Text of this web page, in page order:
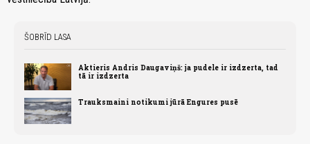
ŠOBRĪD LASA
Aktieris Andris Daugaviņš: ja pudele ir izdzerta, tad
tā ir izdzerta
Trauksmaini notikumi jūrā Engures pusē